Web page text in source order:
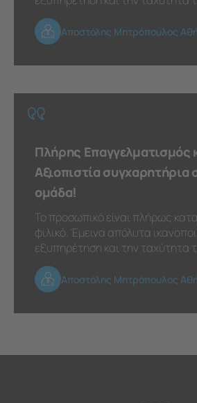
Αποστόλης Μητρόπουλος
Πλήρης Επαγγελματισμός
Αξιοπιστία συγχαρητήρια
ομάδα!
Το προσωπικό είναι πλήρως
φιλικό. Έμεινα απόλυτα
εξυπηρέτηση και την ταχύτητα
Αποστόλης Μητρόπουλος